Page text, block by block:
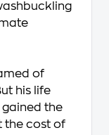
of
his life
the
the cost of